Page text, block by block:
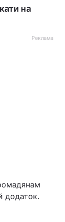
на
Реклама
додаток.